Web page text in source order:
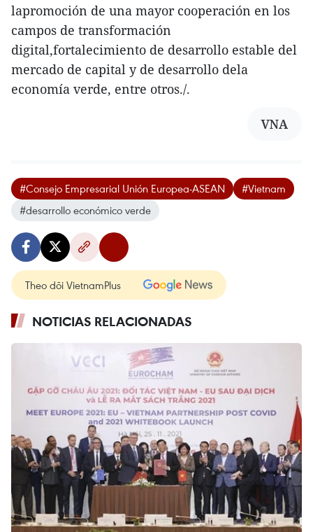
lapromoción de una mayor cooperación en los
campos de transformación
digital,fortalecimiento de desarrollo estable del
mercado de capital y de desarrollo dela
economía verde, entre otros./.
VNA
#Consejo Empresarial Unión Europea-ASEAN
#Vietnam
#desarrollo económico verde
Theo dõi VietnamPlus
NOTICIAS RELACIONADAS